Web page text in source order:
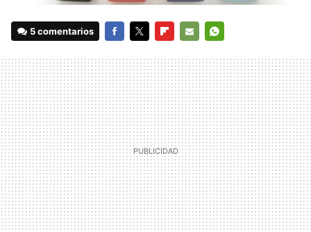
5 comentarios
MAIL